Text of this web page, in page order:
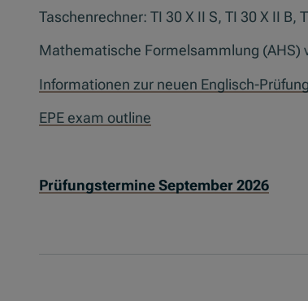
Taschenrechner: TI 30 X II S, TI 30 X II B,
Mathematische Formelsammlung (AHS)
Informationen zur neuen Englisch-
EPE exam outline
Prüfungstermine September 2026